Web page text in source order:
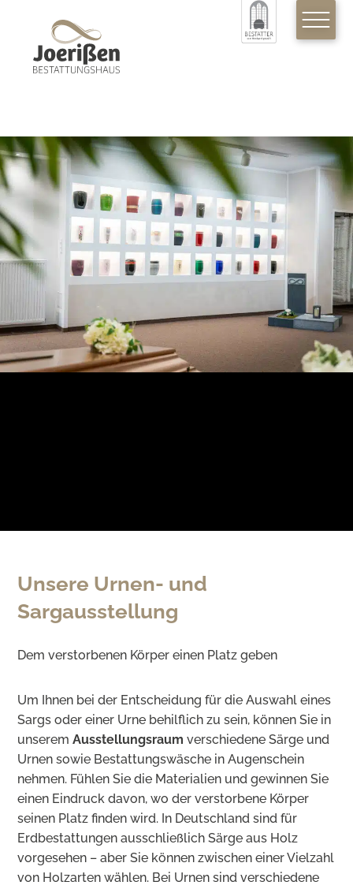
Unsere Urnen- und
Sargausstellung
Dem verstorbenen Körper einen Platz geben
Um Ihnen bei der Entscheidung für die Auswahl eines
Sargs oder einer Urne behilflich zu sein, können Sie in
unseremAusstellungsraum verschiedene Särge und
Urnen sowie Bestattungswäsche in Augenschein
nehmen. Fühlen Sie die Materialien und gewinnen Sie
einen Eindruck davon, wo der verstorbene Körper
seinen Platz finden wird. In Deutschland sind für
Erdbestattungen ausschließlich Särge aus Holz
vorgesehen – aber Sie können zwischen einer Vielzahl
von Holzarten wählen. Bei Urnen sind verschiedene